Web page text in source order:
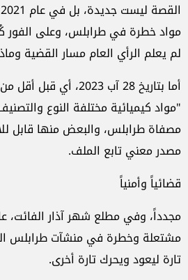
مواد خطرة في طرابلس، وعلى الفور
لم يعلم الرأي العام مسار القضية
أما بتاريخ 28 آب 2023،
"مواد كيميائية مختلفة النوع
مصفاة طرابلس، والبعض منها قابل
مصدر معني تابع الملف.
قضائياً وأمنياً
مجدداً، وفي مطلع شهر آذار الفائت،
مشتعلة وخطرة في منشآت طرابلس
تارة ليعود ويحرك تارة أخرى.